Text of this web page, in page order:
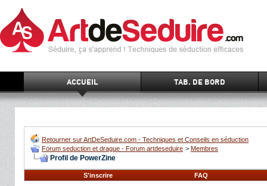
ACCUEIL TAB. DE BORD
Retourner sur ArtDeSeduire.com - Techniques et Conseils en séduction
Forum seduction et drague - Forum artdeseduire > Membres
Profil de PowerZine
S'inscrire FAQ